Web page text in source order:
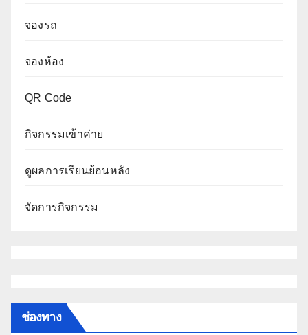
จองรถ
จองห้อง
QR Code
กิจกรรมเข้าค่าย
ดูผลการเรียนย้อนหลัง
จัดการกิจกรรม
ช่องทาง